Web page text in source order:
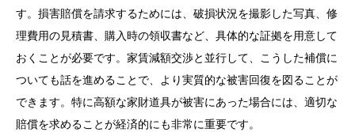
す。損害賠償を請求するためには、破損状況を撮影した写真、修
理費用の見積書、購入時の領収書など、具体的な証拠を用意して
おくことが必要です。家賃減額交渉と並行して、こうした補償に
ついても話を進めることで、より実質的な被害回復を図ることが
できます。特に高額な家財道具が被害にあった場合には、適切な
賠償を求めることが経済的にも非常に重要です。